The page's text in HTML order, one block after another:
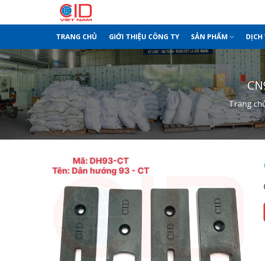
TRANG CHỦ GIỚI THIỆU CÔNG TY SẢN PHẨM DỊCH
Trang